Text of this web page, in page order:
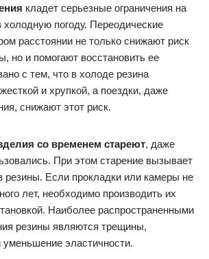
кладет серьезные ограничения на
холодную погоду. Переодические
расстоянии не только снижают риск
но и помогают восстановить ее
с тем, что в холоде резина
и хрупкой, а поездки, даже
снижают этот риск.
со временем стареют, даже
При этом старение вызывает
резины. Если прокладки или камеры не
лет, необходимо производить их
Наиболее распространенными
резины являются трещины,
уменьшение эластичности.